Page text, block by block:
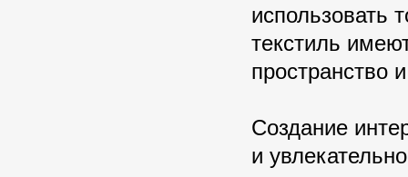
использовать
текстиль
пространство
Создание
и